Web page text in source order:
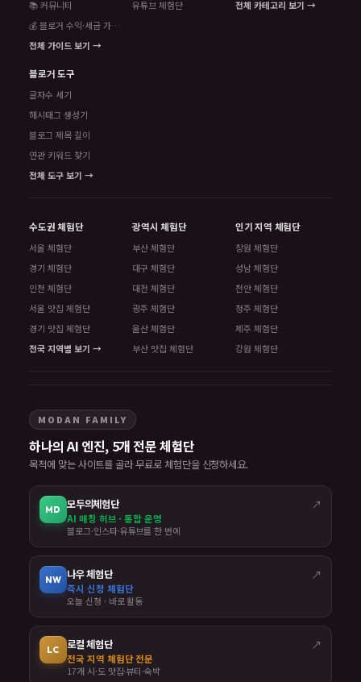
📚 커뮤니티
💰 블로거 수익·세금 가이드
전체 가이드 보기 →
유튜브 체험단
전체 카테고리 보기 →
블로거 도구
글자수 세기
해시태그 생성기
블로그 제목 길이
연관 키워드 찾기
전체 도구 보기 →
수도권 체험단
서울 체험단
경기 체험단
인천 체험단
서울 맛집 체험단
경기 맛집 체험단
전국 지역별 보기 →
광역시 체험단
부산 체험단
대구 체험단
대전 체험단
광주 체험단
울산 체험단
부산 맛집 체험단
인기 지역 체험단
창원 체험단
성남 체험단
천안 체험단
청주 체험단
제주 체험단
강원 체험단
MODAN FAMILY
하나의 AI 엔진, 5개 전문 체험단
목적에 맞는 사이트를 골라 무료로 체험단을 신청하세요.
MD 모두의체험단 ↗
AI 매칭 허브 · 통합 운영
블로그·인스타·유튜브를 한 번에
NW 나우 체험단 ↗
즉시 신청 체험단
오늘 신청 · 바로 활동
LC 로컬 체험단 ↗
전국 지역 체험단 전문
17개 시·도 맛집·뷰티·숙박